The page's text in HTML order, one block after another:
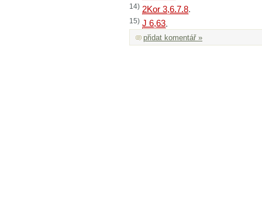
14) 2Kor 3,6.7.8.
15) J 6,63.
přidat komentář »